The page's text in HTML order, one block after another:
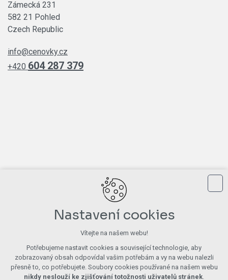
Zámecká 231
582 21 Pohled
Czech Republic
info@cenovky.cz
+420 604 287 379
Nastavení cookies
Vítejte na našem webu!
Potřebujeme nastavit cookies a související technologie, aby
zobrazovaný obsah odpovídal vašim potřebám a vy na webu nalezli
přesně to, co potřebujete. Soubory cookies používané na našem webu
nikdy neslouží ke zjišťování totožnosti uživatelů stránek.